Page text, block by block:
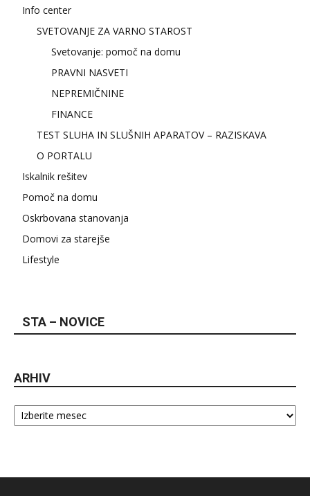
Info center
SVETOVANJE ZA VARNO STAROST
Svetovanje: pomoč na domu
PRAVNI NASVETI
NEPREMIČNINE
FINANCE
TEST SLUHA IN SLUŠNIH APARATOV – RAZISKAVA
O PORTALU
Iskalnik rešitev
Pomoč na domu
Oskrbovana stanovanja
Domovi za starejše
Lifestyle
STA – NOVICE
ARHIV
Arhiv